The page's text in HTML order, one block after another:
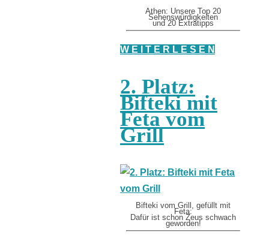
Athen: Unsere Top 20
Sehenswürdigkeiten
und 20 Extratipps
W E I T E R L E S E N
2. Platz:
Bifteki mit
Feta vom
Grill
Bifteki vom Grill, gefüllt mit
Feta:
Dafür ist schon Zeus schwach
geworden!